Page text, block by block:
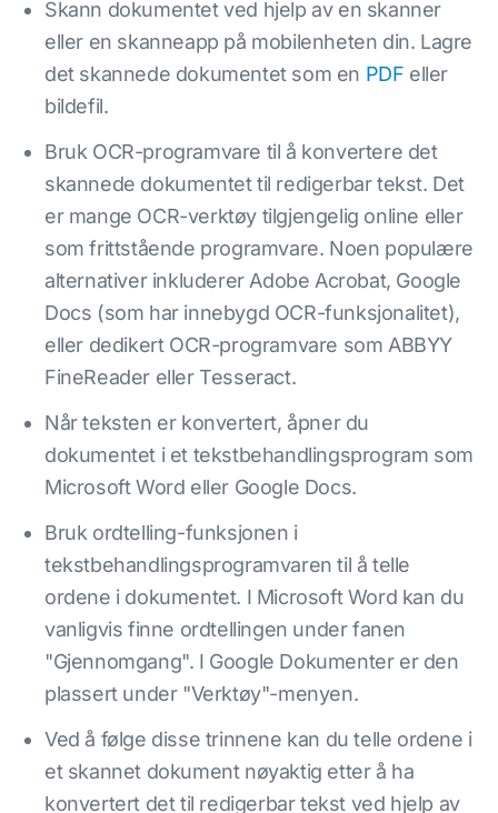
Skann dokumentet ved hjelp av en skanner
eller en skanneapp på mobilenheten din. Lagre
det skannede dokumentet som en PDF eller
bildefil.
Bruk OCR-programvare til å konvertere det
skannede dokumentet til redigerbar tekst. Det
er mange OCR-verktøy tilgjengelig online eller
som frittstående programvare. Noen populære
alternativer inkluderer Adobe Acrobat, Google
Docs (som har innebygd OCR-funksjonalitet),
eller dedikert OCR-programvare som ABBYY
FineReader eller Tesseract.
Når teksten er konvertert, åpner du
dokumentet i et tekstbehandlingsprogram som
Microsoft Word eller Google Docs.
Bruk ordtelling-funksjonen i
tekstbehandlingsprogramvaren til å telle
ordene i dokumentet. I Microsoft Word kan du
vanligvis finne ordtellingen under fanen
"Gjennomgang". I Google Dokumenter er den
plassert under "Verktøy"-menyen.
Ved å følge disse trinnene kan du telle ordene i
et skannet dokument nøyaktig etter å ha
konvertert det til redigerbar tekst ved hjelp av